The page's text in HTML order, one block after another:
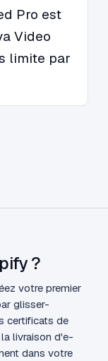
Pro est
Video
limite par
?
votre premier
glisser-
certificats de
livraison d'e-
dans votre